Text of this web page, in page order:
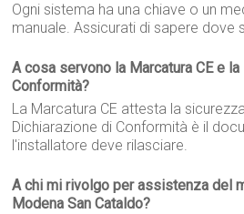
Ogni sistema ha una chiave o un
manuale. Assicurati di sapere dove
A cosa servono la Marcatura CE e
Conformità?
La Marcatura CE attesta la
Dichiarazione di Conformità è il
l'installatore deve rilasciare.
A chi mi rivolgo per assistenza del
Modena San Cataldo?